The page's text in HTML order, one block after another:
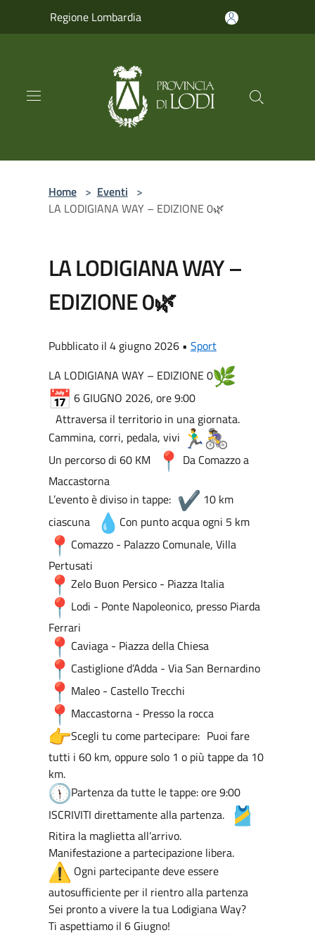
Regione Lombardia
Home > Eventi >
LA LODIGIANA WAY – EDIZIONE 0🌿
LA LODIGIANA WAY –
EDIZIONE 0🌿
Pubblicato il 4 giugno 2026 • Sport
LA LODIGIANA WAY – EDIZIONE 0
6 GIUGNO 2026, ore 9:00
Attraversa il territorio in una giornata.
Cammina, corri, pedala, vivi
Un percorso di 60 KM
Da Comazzo a
Maccastorna
L’evento è diviso in tappe:
10 km
ciascuna
Con punto acqua ogni 5 km
Comazzo - Palazzo Comunale, Villa
Pertusati
Zelo Buon Persico - Piazza Italia
Lodi - Ponte Napoleonico, presso Piarda
Ferrari
Caviaga - Piazza della Chiesa
Castiglione d’Adda - Via San Bernardino
Maleo - Castello Trecchi
Maccastorna - Presso la rocca
Scegli tu come partecipare: Puoi fare
tutti i 60 km, oppure solo 1 o più tappe da 10
km.
Partenza da tutte le tappe: ore 9:00
ISCRIVITI direttamente alla partenza.
Ritira la maglietta all’arrivo.
Manifestazione a partecipazione libera.
Ogni partecipante deve essere
autosufficiente per il rientro alla partenza
Sei pronto a vivere la tua Lodigiana Way?
Ti aspettiamo il 6 Giugno!